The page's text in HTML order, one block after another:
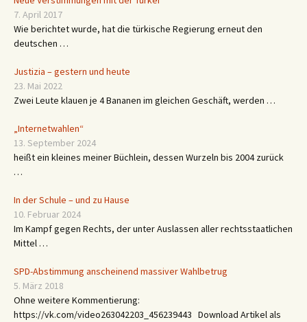
7. April 2017
Wie berichtet wurde, hat die türkische Regierung erneut den
deutschen …
Justizia – gestern und heute
23. Mai 2022
Zwei Leute klauen je 4 Bananen im gleichen Geschäft, werden …
„Internetwahlen“
13. September 2024
heißt ein kleines meiner Büchlein, dessen Wurzeln bis 2004 zurück
…
In der Schule – und zu Hause
10. Februar 2024
Im Kampf gegen Rechts, der unter Auslassen aller rechtsstaatlichen
Mittel …
SPD-Abstimmung anscheinend massiver Wahlbetrug
5. März 2018
Ohne weitere Kommentierung:
https://vk.com/video263042203_456239443 Download Artikel als